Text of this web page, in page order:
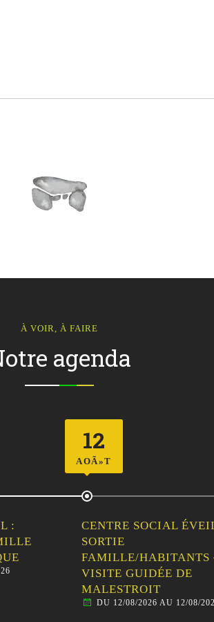
À VOIR, À FAIRE
agenda
:
–
23
AOÃ»T
VIDE-GRENIER DU
DE L’AMITIÉ
DU 23/08/2026 AU 23/08/